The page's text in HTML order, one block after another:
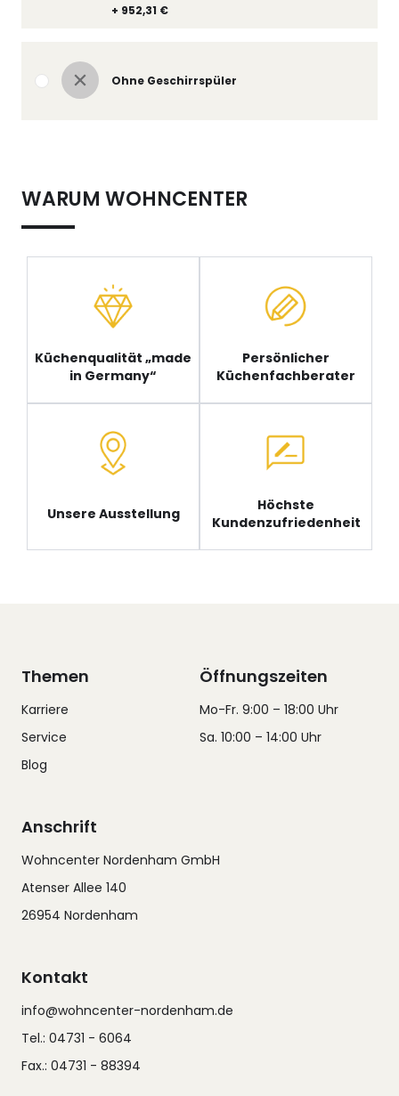
+ 952,31 €
Ohne Geschirrspüler
WARUM WOHNCENTER
Küchenqualität „made
in Germany“
Persönlicher
Küchenfachberater
Unsere Ausstellung
Höchste
Kundenzufriedenheit
Themen
Karriere
Service
Blog
Öffnungszeiten
Mo-Fr. 9:00 – 18:00 Uhr
Sa. 10:00 – 14:00 Uhr
Anschrift
Wohncenter Nordenham GmbH
Atenser Allee 140
26954 Nordenham
Kontakt
info@wohncenter-nordenham.de
Tel.: 04731 - 6064
Fax.: 04731 - 88394